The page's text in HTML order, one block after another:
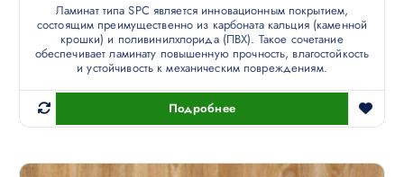
Ламинат типа SPC является инновационным покрытием,
состоящим преимущественно из карбоната кальция (каменной
крошки) и поливинилхлорида (ПВХ). Такое сочетание
обеспечивает ламинату повышенную прочность, влагостойкость
и устойчивость к механическим повреждениям.
Подробнее